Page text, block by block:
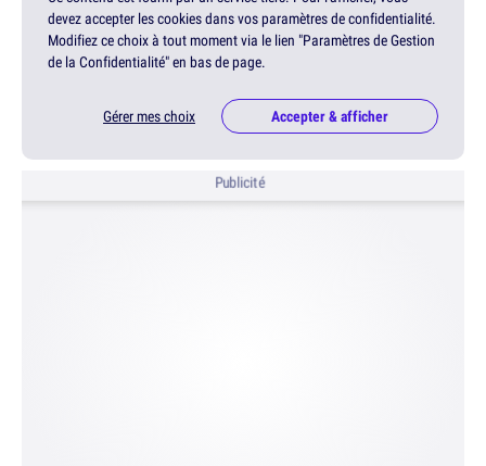
devez accepter les cookies dans vos paramètres de confidentialité.
Modifiez ce choix à tout moment via le lien "Paramètres de Gestion
de la Confidentialité" en bas de page.
Gérer mes choix Accepter & afficher
Publicité